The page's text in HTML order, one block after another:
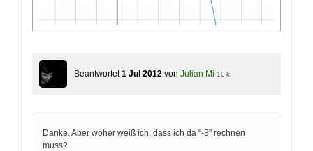
Beantwortet 1 Jul 2012 von Julian Mi 10 k
Danke. Aber woher weiß ich, dass ich da "-8" rechnen
muss?